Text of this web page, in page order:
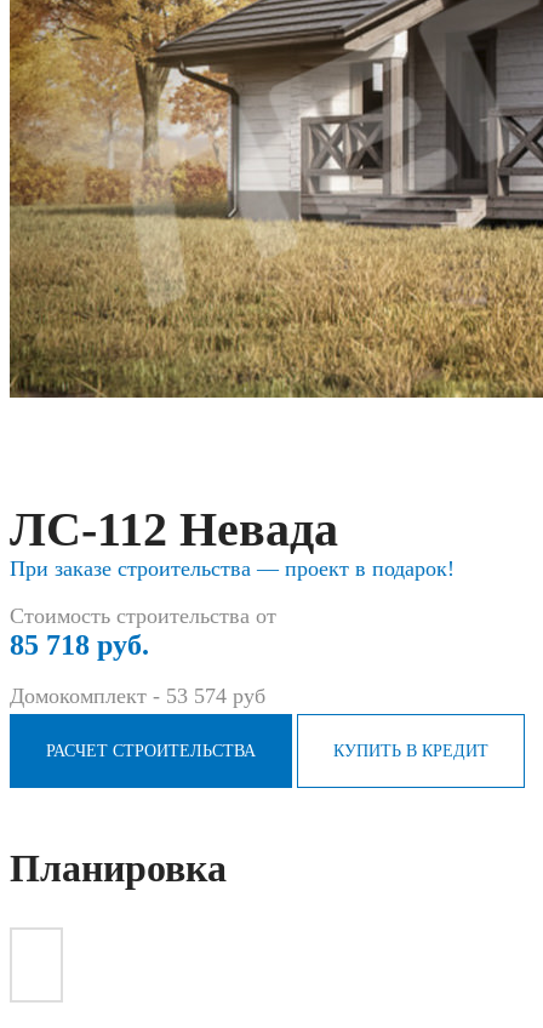
ЛС-112 Невада
При заказе строительства — проект в подарок!
Стоимость строительства от
85 718 руб.
Домокомплект - 53 574 руб
РАСЧЕТ СТРОИТЕЛЬСТВА КУПИТЬ В КРЕДИТ
Планировка